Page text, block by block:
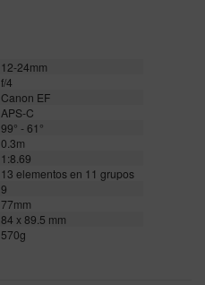
12-24mm
f/4
Canon EF
APS-C
99° - 61°
0.3m
1:8.69
13 elementos en 11 grupos
9
77mm
84 x 89.5 mm
570g